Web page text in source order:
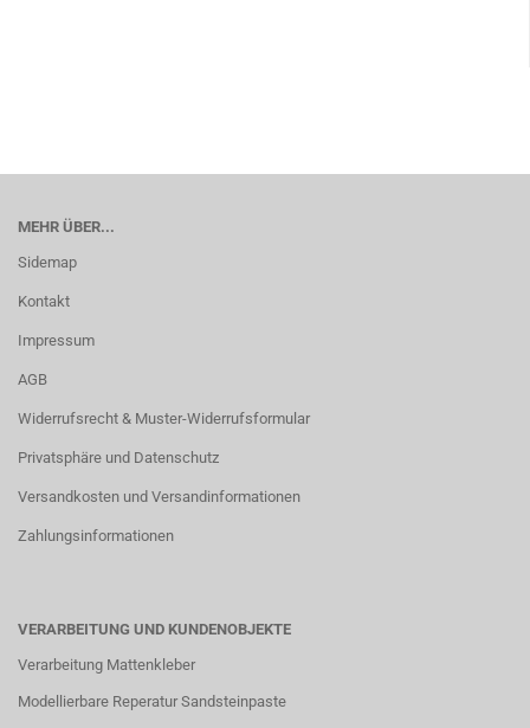
MEHR ÜBER...
Sidemap
Kontakt
Impressum
AGB
Widerrufsrecht & Muster-Widerrufsformular
Privatsphäre und Datenschutz
Versandkosten und Versandinformationen
Zahlungsinformationen
VERARBEITUNG UND KUNDENOBJEKTE
Verarbeitung Mattenkleber
Modellierbare Reperatur Sandsteinpaste